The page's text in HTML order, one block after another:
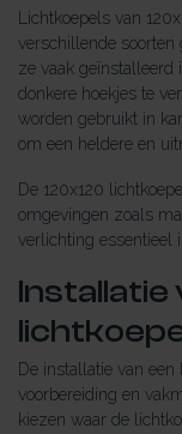
Lichtkoepels van
verschillende soorten
ze vaak geïnstalleerd
donkere hoekjes te
worden gebruikt in
om een heldere en
De 120x120
omgevingen zoals
verlichting essentieel
Installatie
De installatie van
voorbereiding en
kiezen waar de